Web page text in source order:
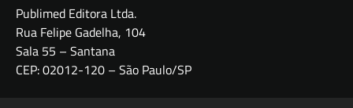
Publimed Editora Ltda.
Rua Felipe Gadelha, 104
Sala 55 – Santana
CEP: 02012-120 – São Paulo/SP